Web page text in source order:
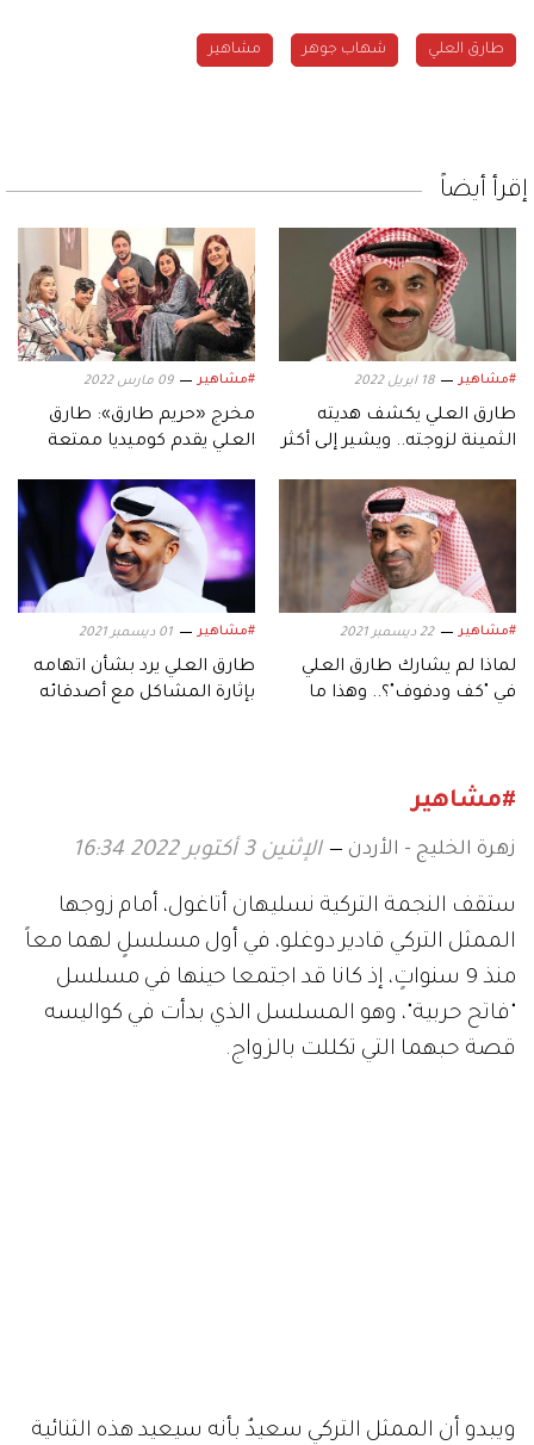
طارق العلي شهاب جوهر مشاهير
إقرأ أيضاً
#مشاهير 18 ابريل 2022
طارق العلي يكشف هديته
الثمينة لزوجته.. ويشير إلى أكثر
#مشاهير 09 مارس 2022
مخرج «حريم طارق»: طارق
العلي يقدم كوميديا ممتعة
#مشاهير 22 ديسمبر 2021
لماذا لم يشارك طارق العلي
في "كف ودفوف"؟.. وهذا ما
#مشاهير 01 ديسمبر 2021
طارق العلي يرد بشأن اتهامه
بإثارة المشاكل مع أصدقائه
#مشاهير
زهرة الخليج - الأردن الإثنين 3 أكتوبر 2022 16:34
ستقف النجمة التركية نسليهان أتاغول، أمام زوجها
الممثل التركي قادير دوغلو، في أول مسلسلٍ لهما معاً
منذ 9 سنواتٍ، إذ كانا قد اجتمعا حينها في مسلسل
"فاتح حربية"، وهو المسلسل الذي بدأت في كواليسه
قصة حبهما التي تكللت بالزواج.
ويبدو أن الممثل التركي سعيدٌ بأنه سيعيد هذه الثنائية